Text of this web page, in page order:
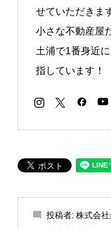
せていただきま
小さな不動産屋
土浦で1番身近
指しています！
投稿者: 株式会社